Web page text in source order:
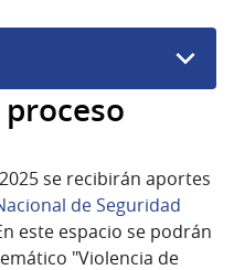
se recibirán aportes
de Seguridad
en una pestaña nueva)
este espacio se podrán
"Violencia de